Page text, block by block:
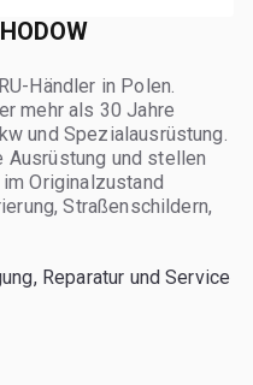
Händler in Polen.
mehr als 30 Jahre
und Spezialausrüstung.
Ausrüstung und stellen
Originalzustand
Straßenschildern,
Zusätzlich bieten wir
an! Besuchen Sie unsere
Echtheit zu bestätigen! -
p/MGC-Auto-
-
Reparatur und Service